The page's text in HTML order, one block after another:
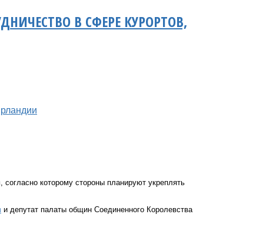
В СФЕРЕ КУРОРТОВ,
которому стороны планируют укреплять
и депутат палаты общин Соединенного Королевства